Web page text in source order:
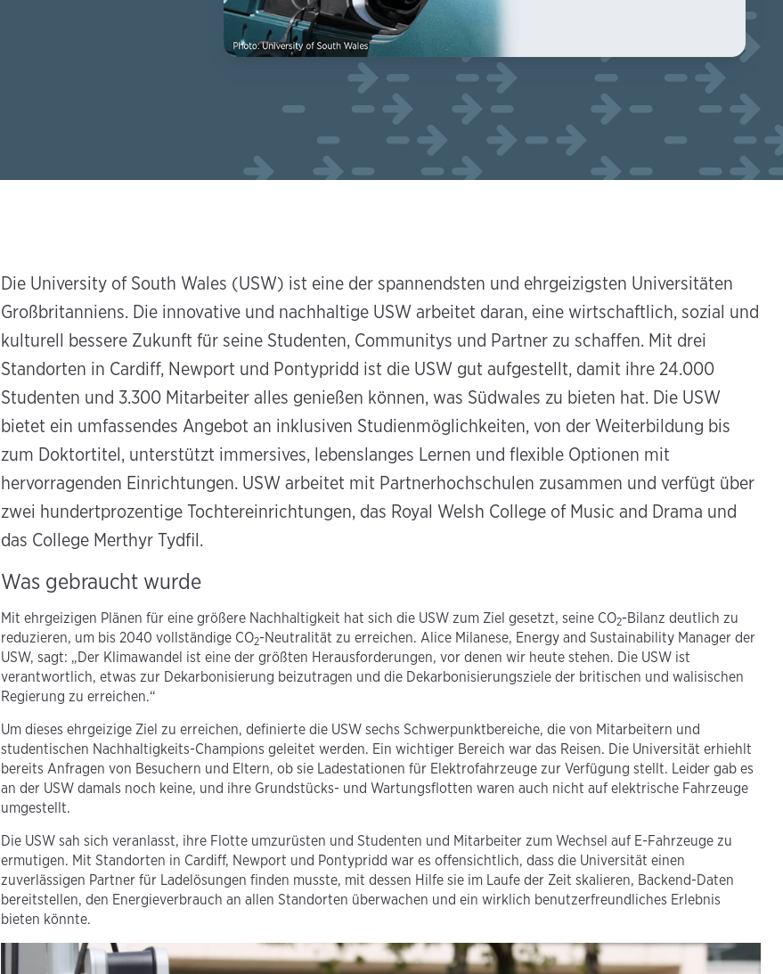
Die University of South Wales (USW) ist eine der spannendsten und ehrgeizigsten Universitäten
Großbritanniens. Die innovative und nachhaltige USW arbeitet daran, eine wirtschaftlich, sozial und
kulturell bessere Zukunft für seine Studenten, Communitys und Partner zu schaffen. Mit drei
Standorten in Cardiff, Newport und Pontypridd ist die USW gut aufgestellt, damit ihre 24.000
Studenten und 3.300 Mitarbeiter alles genießen können, was Südwales zu bieten hat. Die USW
bietet ein umfassendes Angebot an inklusiven Studienmöglichkeiten, von der Weiterbildung bis
zum Doktortitel, unterstützt immersives, lebenslanges Lernen und flexible Optionen mit
hervorragenden Einrichtungen. USW arbeitet mit Partnerhochschulen zusammen und verfügt über
zwei hundertprozentige Tochtereinrichtungen, das Royal Welsh College of Music and Drama und
das College Merthyr Tydfil.
Was gebraucht wurde
Mit ehrgeizigen Plänen für eine größere Nachhaltigkeit hat sich die USW zum Ziel gesetzt, seine CO2-Bilanz deutlich zu
reduzieren, um bis 2040 vollständige CO2-Neutralität zu erreichen. Alice Milanese, Energy and Sustainability Manager der
USW, sagt: „Der Klimawandel ist eine der größten Herausforderungen, vor denen wir heute stehen. Die USW ist
verantwortlich, etwas zur Dekarbonisierung beizutragen und die Dekarbonisierungsziele der britischen und walisischen
Regierung zu erreichen.“
Um dieses ehrgeizige Ziel zu erreichen, definierte die USW sechs Schwerpunktbereiche, die von Mitarbeitern und
studentischen Nachhaltigkeits-Champions geleitet werden. Ein wichtiger Bereich war das Reisen. Die Universität erhiehlt
bereits Anfragen von Besuchern und Eltern, ob sie Ladestationen für Elektrofahrzeuge zur Verfügung stellt. Leider gab es
an der USW damals noch keine, und ihre Grundstücks- und Wartungsflotten waren auch nicht auf elektrische Fahrzeuge
umgestellt.
Die USW sah sich veranlasst, ihre Flotte umzurüsten und Studenten und Mitarbeiter zum Wechsel auf E-Fahrzeuge zu
ermutigen. Mit Standorten in Cardiff, Newport und Pontypridd war es offensichtlich, dass die Universität einen
zuverlässigen Partner für Ladelösungen finden musste, mit dessen Hilfe sie im Laufe der Zeit skalieren, Backend-Daten
bereitstellen, den Energieverbrauch an allen Standorten überwachen und ein wirklich benutzerfreundliches Erlebnis
bieten könnte.